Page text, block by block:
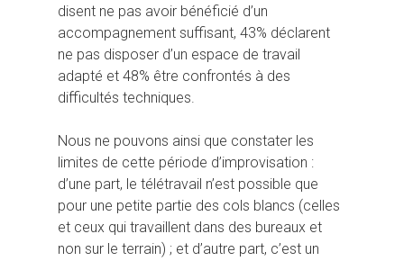
disent ne pas avoir bénéficié d’un
accompagnement suffisant, 43% déclarent
ne pas disposer d’un espace de travail
adapté et 48% être confrontés à des
difficultés techniques.
Nous ne pouvons ainsi que constater les
limites de cette période d’improvisation :
d’une part, le télétravail n’est possible que
pour une petite partie des cols blancs (celles
et ceux qui travaillent dans des bureaux et
non sur le terrain) ; et d’autre part, c’est un